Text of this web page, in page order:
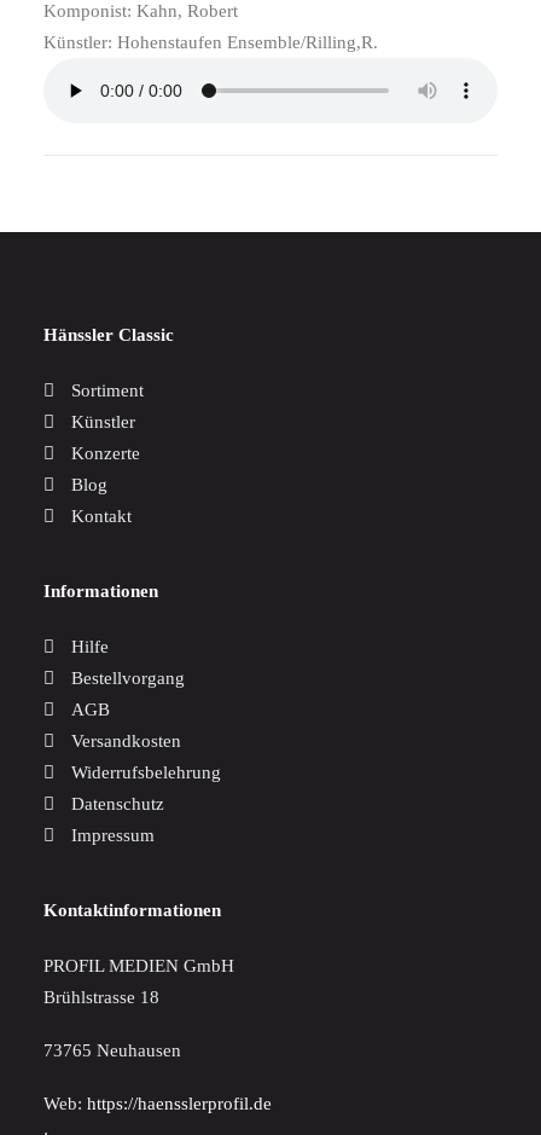
Komponist: Kahn, Robert
Künstler: Hohenstaufen Ensemble/Rilling,R.
Hänssler Classic
Sortiment
Künstler
Konzerte
Blog
Kontakt
Informationen
Hilfe
Bestellvorgang
AGB
Versandkosten
Widerrufsbelehrung
Datenschutz
Impressum
Kontaktinformationen
PROFIL MEDIEN GmbH
Brühlstrasse 18
73765 Neuhausen
Web: https://haensslerprofil.de